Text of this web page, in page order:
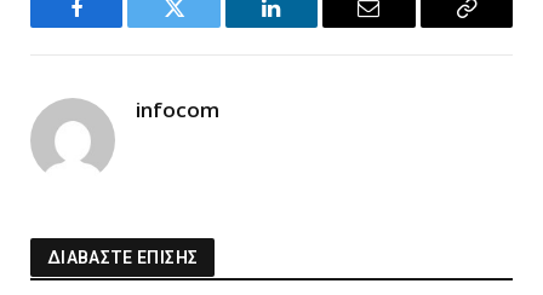
Facebook Twitter LinkedIn Email
Copy
infocom
ΔΙΑΒΑΣΤΕ ΕΠΙΣΗΣ